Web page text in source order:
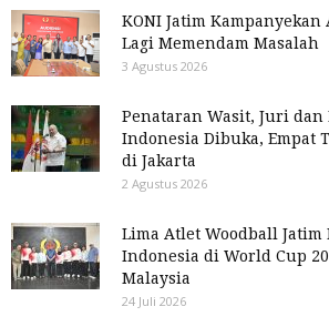
KONI Jatim
Lagi Memendam Masalah
3 Agustus 2026
Penataran Wasit, Juri
Indonesia Dibuka, Empat
di Jakarta
2 Agustus 2026
Lima Atlet Woodball Jatim
Indonesia di World Cup
Malaysia
24 Juli 2026